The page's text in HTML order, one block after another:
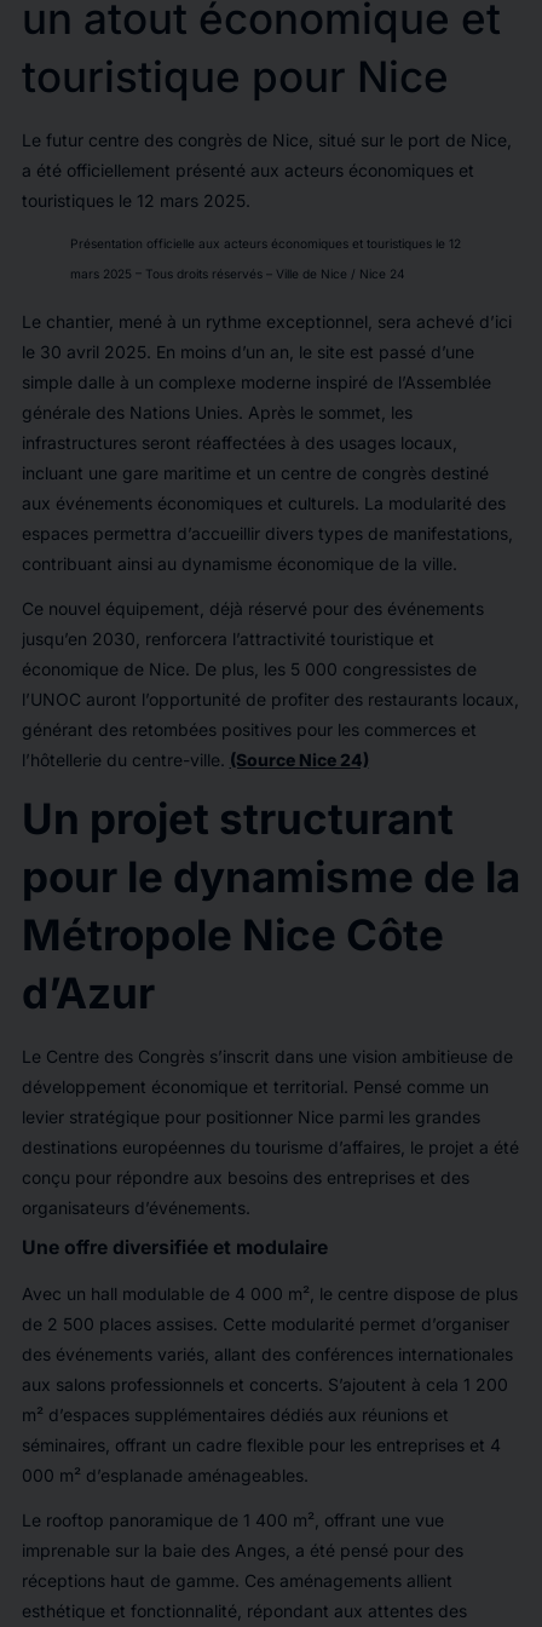
un atout économique et
touristique pour Nice
Le futur centre des congrès de Nice, situé sur le port de Nice,
a été officiellement présenté aux acteurs économiques et
touristiques le 12 mars 2025.
Présentation officielle aux acteurs économiques et touristiques le 12
mars 2025 – Tous droits réservés – Ville de Nice / Nice 24
Le chantier, mené à un rythme exceptionnel, sera achevé d’ici
le 30 avril 2025. En moins d’un an, le site est passé d’une
simple dalle à un complexe moderne inspiré de l’Assemblée
générale des Nations Unies. Après le sommet, les
infrastructures seront réaffectées à des usages locaux,
incluant une gare maritime et un centre de congrès destiné
aux événements économiques et culturels. La modularité des
espaces permettra d’accueillir divers types de manifestations,
contribuant ainsi au dynamisme économique de la ville.
Ce nouvel équipement, déjà réservé pour des événements
jusqu’en 2030, renforcera l’attractivité touristique et
économique de Nice. De plus, les 5 000 congressistes de
l’UNOC auront l’opportunité de profiter des restaurants locaux,
générant des retombées positives pour les commerces et
l’hôtellerie du centre-ville. (Source Nice 24)
Un projet structurant
pour le dynamisme de la
Métropole Nice Côte
d’Azur
Le Centre des Congrès s’inscrit dans une vision ambitieuse de
développement économique et territorial. Pensé comme un
levier stratégique pour positionner Nice parmi les grandes
destinations européennes du tourisme d’affaires, le projet a été
conçu pour répondre aux besoins des entreprises et des
organisateurs d’événements.
Une offre diversifiée et modulaire
Avec un hall modulable de 4 000 m², le centre dispose de plus
de 2 500 places assises. Cette modularité permet d’organiser
des événements variés, allant des conférences internationales
aux salons professionnels et concerts. S’ajoutent à cela 1 200
m² d’espaces supplémentaires dédiés aux réunions et
séminaires, offrant un cadre flexible pour les entreprises et 4
000 m² d’esplanade aménageables.
Le rooftop panoramique de 1 400 m², offrant une vue
imprenable sur la baie des Anges, a été pensé pour des
réceptions haut de gamme. Ces aménagements allient
esthétique et fonctionnalité, répondant aux attentes des